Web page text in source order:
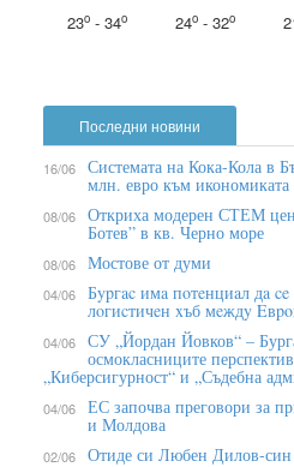
23o - 34o 24o - 32o
Последни новини
16/06 Системата на Кока-Кола в
млн. евро към икономиката
08/06 Откриха модерен СТЕМ
Ботев” в кв. Черно море
08/06 Мостове от думи
04/06 Бypгac имa пoтeнциaл дa
лoгиcтичeн xъб мeждy
04/06 СУ „Йордан Йовков“ –
осмокласниците
„Киберсигурност“ и „Съдебна
04/06 ЕС започва преговори за
и Молдова
02/06 Отиде си Любен Дилов-син